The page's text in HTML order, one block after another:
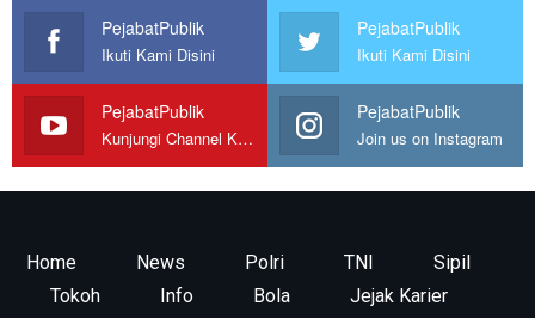
PejabatPublik
Ikuti Kami Disini
PejabatPublik
Ikuti Kami Disini
PejabatPublik
Kunjungi Channel Kami
PejabatPublik
Join us on Instagram
Home News Polri TNI
Sipil
Tokoh
Info Bola Jejak Karier